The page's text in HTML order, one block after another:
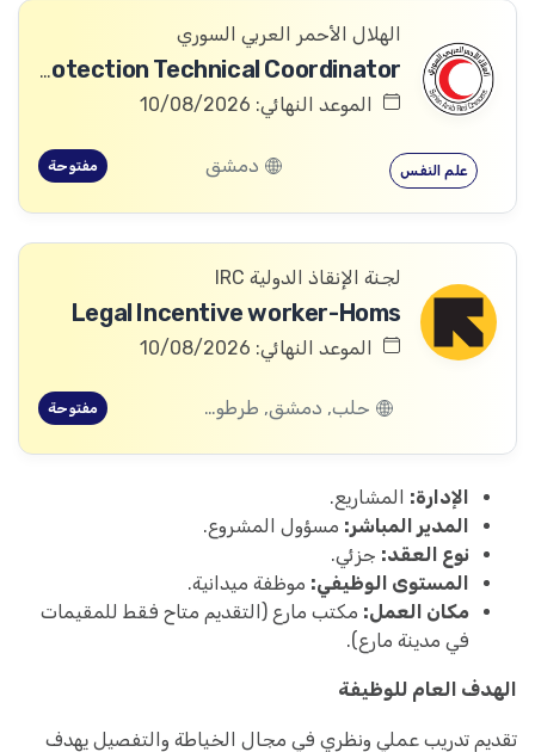
الهلال الأحمر العربي السوري
Community Services and Protection Technical Coordinator
الموعد النهائي: 10/08/2026
علم النفس دمشق مفتوحة
لجنة الإنقاذ الدولية IRC
Legal Incentive worker-Homs
الموعد النهائي: 10/08/2026
حلب, دمشق, طرطوس, ريف دمشق, ديرالزور, درعا, السويداء, إدلب, القنيطرة, اللاذقية, الرقة, حمص, الحسكة, حماة مفتوحة
الإدارة: المشاريع.
المدير المباشر: مسؤول المشروع.
نوع العقد: جزئي.
المستوى الوظيفي: موظفة ميدانية.
مكان العمل: مكتب مارع (التقديم متاح فقط للمقيمات
في مدينة مارع).
الهدف العام للوظيفة
تقديم تدريب عملي ونظري في مجال الخياطة والتفصيل يهدف